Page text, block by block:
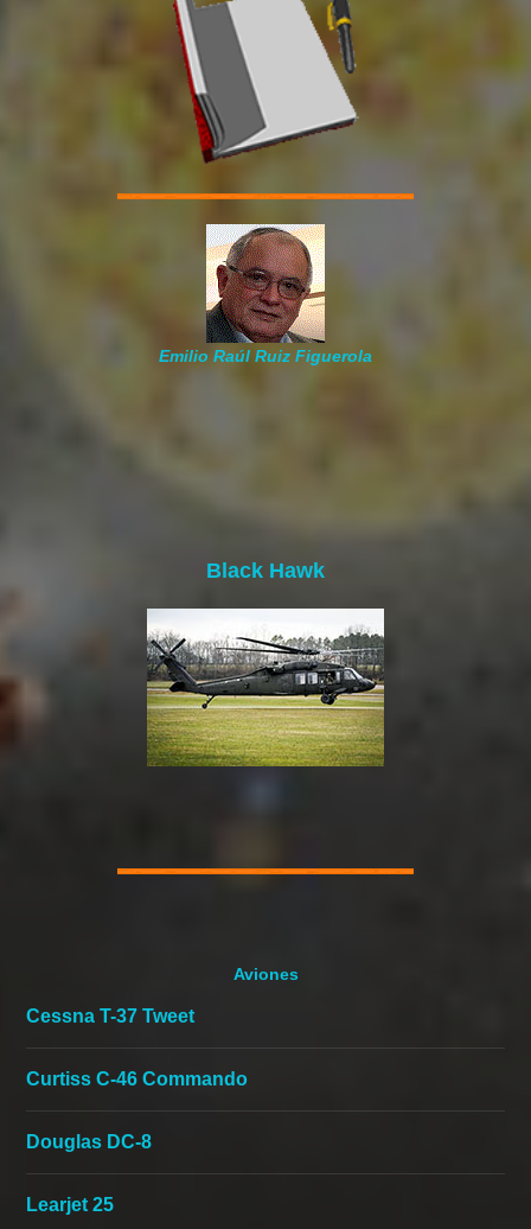
Emilio Raúl Ruiz Figuerola
Black Hawk
Aviones
Cessna T-37 Tweet
Curtiss C-46 Commando
Douglas DC-8
Learjet 25